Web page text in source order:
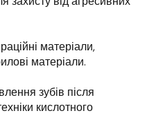
матеріали,
матеріали.
зубів після
кислотного